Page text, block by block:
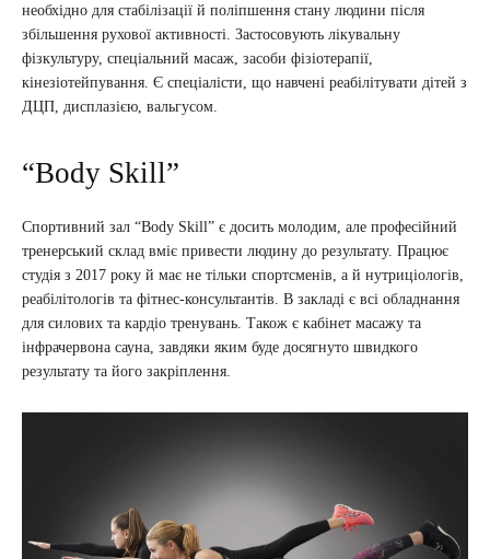
необхідно для стабілізації й поліпшення стану людини після
збільшення рухової активності. Застосовують лікувальну
фізкультуру, спеціальний масаж, засоби фізіотерапії,
кінезіотейпування. Є спеціалісти, що навчені реабілітувати дітей з
ДЦП, дисплазією, вальгусом.
“Body Skill”
Спортивний зал “Body Skill” є досить молодим, але професійний
тренерський склад вміє привести людину до результату. Працює
студія з 2017 року й має не тільки спортсменів, а й нутриціологів,
реабілітологів та фітнес-консультантів. В закладі є всі обладнання
для силових та кардіо тренувань. Також є кабінет масажу та
інфрачервона сауна, завдяки яким буде досягнуто швидкого
результату та його закріплення.